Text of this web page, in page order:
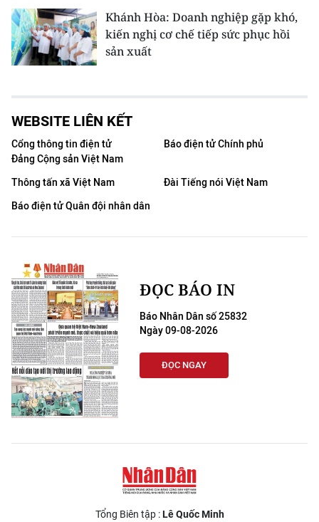
Khánh Hòa: Doanh nghiệp gặp khó,
kiến nghị cơ chế tiếp sức phục hồi
sản xuất
WEBSITE LIÊN KẾT
Cổng thông tin điện tử
Đảng Cộng sản Việt Nam
Báo điện tử Chính phủ
Thông tấn xã Việt Nam
Đài Tiếng nói Việt Nam
Báo điện tử Quân đội nhân dân
ĐỌC BÁO IN
Báo Nhân Dân số 25832
Ngày 09-08-2026
ĐỌC NGAY
Tổng Biên tập :Lê Quốc Minh